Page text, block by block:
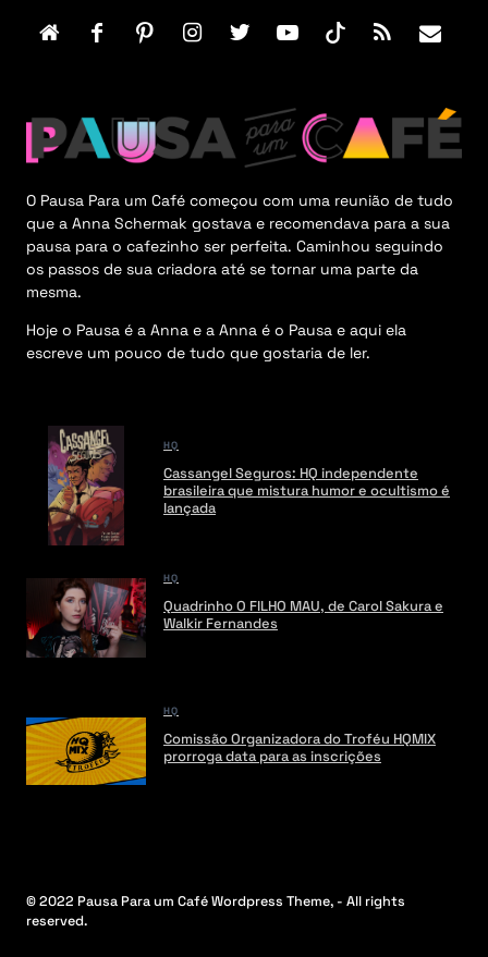
u
O Pausa Para um Café começou com uma reunião de tudo
que a Anna Schermak gostava e recomendava para a sua
pausa para o cafezinho ser perfeita. Caminhou seguindo
os passos de sua criadora até se tornar uma parte da
mesma.
Hoje o Pausa é a Anna e a Anna é o Pausa e aqui ela
escreve um pouco de tudo que gostaria de ler.
HQ
Cassangel Seguros: HQ independente
brasileira que mistura humor e ocultismo é
lançada
HQ
Quadrinho O FILHO MAU, de Carol Sakura e
Walkir Fernandes
HQ
Comissão Organizadora do Troféu HQMIX
prorroga data para as inscrições
© 2022 Pausa Para um Café Wordpress Theme, - All rights
reserved.